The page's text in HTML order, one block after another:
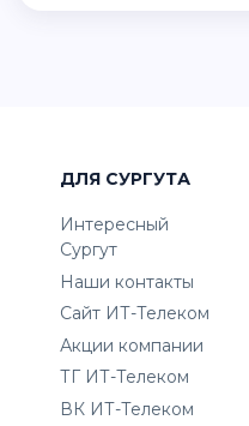
ДЛЯ СУРГУТА
Интересный
Сургут
Наши контакты
Сайт ИТ-Телеком
Акции компании
ТГ ИТ-Телеком
ВК ИТ-Телеком